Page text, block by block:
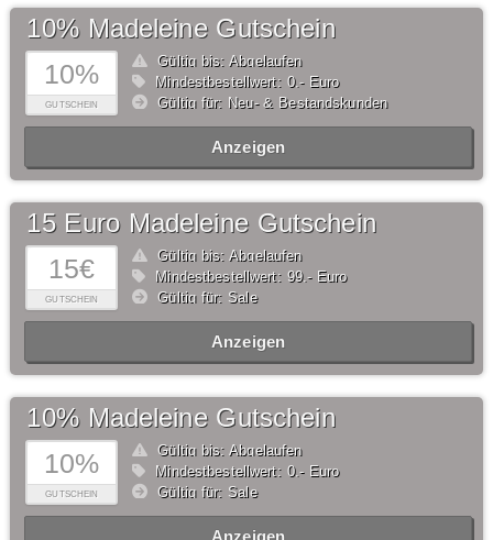
10%
GUTSCHEIN
10% Madeleine Gutschein
Gültig bis: Abgelaufen
Mindestbestellwert: 0,- Euro
Gültig für: Neu- & Bestandskunden
Anzeigen
15€
GUTSCHEIN
15 Euro Madeleine Gutschein
Gültig bis: Abgelaufen
Mindestbestellwert: 99,- Euro
Gültig für: Sale
Anzeigen
10%
GUTSCHEIN
10% Madeleine Gutschein
Gültig bis: Abgelaufen
Mindestbestellwert: 0,- Euro
Gültig für: Sale
Anzeigen